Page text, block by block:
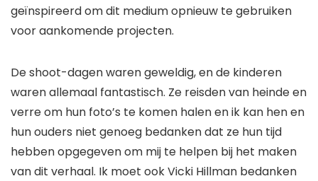
geïnspireerd om dit medium opnieuw te gebruiken
voor aankomende projecten.
De shoot-dagen waren geweldig, en de kinderen
waren allemaal fantastisch. Ze reisden van heinde en
verre om hun foto’s te komen halen en ik kan hen en
hun ouders niet genoeg bedanken dat ze hun tijd
hebben opgegeven om mij te helpen bij het maken
van dit verhaal. Ik moet ook Vicki Hillman bedanken